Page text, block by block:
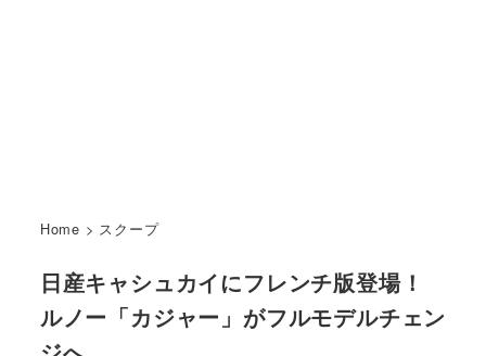
Home > スクープ
日産キャシュカイにフレンチ版登場！
ルノー「カジャー」がフルモデルチェン